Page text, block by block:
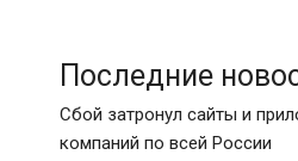
Последние
Сбой затронул сайты и
компаний по всей России